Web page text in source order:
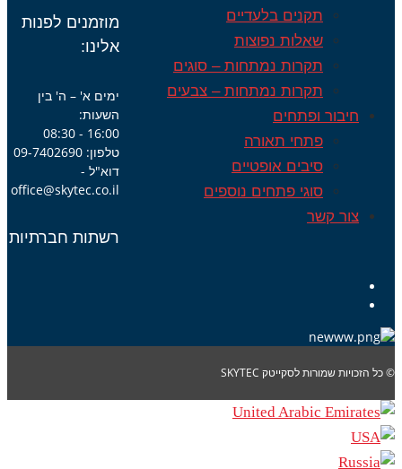
תקנים בלעדיים
שאלות נפוצות
תקרות נמתחות – סוגים
תקרות נמתחות – צבעים
חיבור ופתחים
פתחי תאורה
סיבים אופטיים
סוגי פתחים נוספים
צור קשר
מוזמנים לפנות
אלינו:
ימים א' – ה' בין
השעות:
16:00 - 08:30
טלפון: 09-7402690
דוא"ל -
office@skytec.co.il
רשתות חברתיות
© כל הזכויות שמורות לסקייטק SKYTEC